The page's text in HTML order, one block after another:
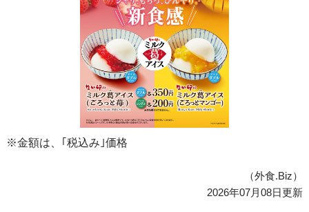
※金額は、｢税込み｣価格
（外食.Biz）
2026年07月08日更新